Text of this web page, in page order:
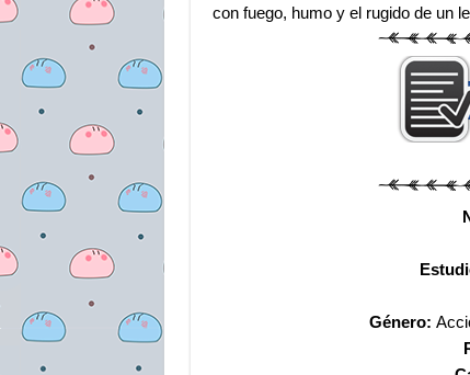
con fuego, humo y el rugido de un
Género: